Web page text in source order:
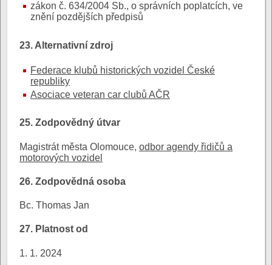
zákon č. 634/2004 Sb., o správních poplatcích, ve
znění pozdějších předpisů
23. Alternativní zdroj
Federace klubů historických vozidel České
republiky
Asociace veteran car clubů AČR
25. Zodpovědný útvar
Magistrát města Olomouce, odbor agendy řidičů a
motorových vozidel
26. Zodpovědná osoba
Bc. Thomas Jan
27. Platnost od
1. 1. 2024